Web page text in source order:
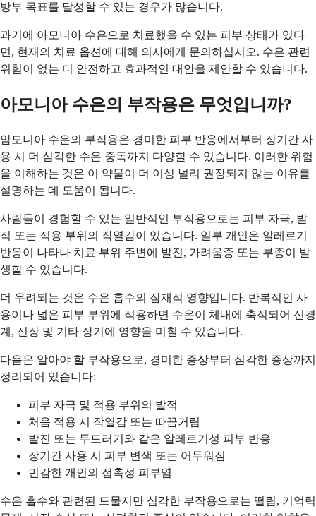
방부 목표를 달성할 수 있는 경우가 많습니다.
과거에 아모니아 수은으로 치료했을 수 있는 피부 상태가 있다
면, 현재의 치료 옵션에 대해 의사에게 문의하십시오. 수은 관련
위험이 없는 더 안전하고 효과적인 대안을 제안할 수 있습니다.
아모니아 수은의 부작용은 무엇입니까?
암모니아 수은의 부작용은 경미한 피부 반응에서부터 장기간 사
용 시 더 심각한 수은 중독까지 다양할 수 있습니다. 이러한 위험
을 이해하는 것은 이 약물이 더 이상 널리 권장되지 않는 이유를
설명하는 데 도움이 됩니다.
사람들이 경험할 수 있는 일반적인 부작용으로는 피부 자극, 발
적 또는 적용 부위의 작열감이 있습니다. 일부 개인은 알레르기
반응이 나타나 치료 부위 주변에 발진, 가려움증 또는 부종이 발
생할 수 있습니다.
더 우려되는 것은 수은 흡수의 잠재적 영향입니다. 반복적인 사
용이나 넓은 피부 부위에 적용하면 수은이 체내에 축적되어 신경
계, 신장 및 기타 장기에 영향을 미칠 수 있습니다.
다음은 알아야 할 부작용으로, 경미한 증상부터 심각한 증상까지
정리되어 있습니다:
피부 자극 및 적용 부위의 발적
처음 적용 시 작열감 또는 따끔거림
발진 또는 두드러기와 같은 알레르기성 피부 반응
장기간 사용 시 피부 변색 또는 어두워짐
민감한 개인의 접촉성 피부염
수은 흡수와 관련된 드물지만 심각한 부작용으로는 떨림, 기억력